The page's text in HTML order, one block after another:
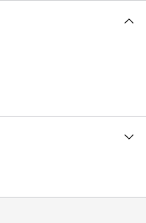
De bico redondo,
dedos, e com